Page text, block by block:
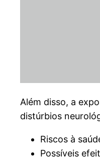
Além disso, a
distúrbios
Riscos à
Possíveis